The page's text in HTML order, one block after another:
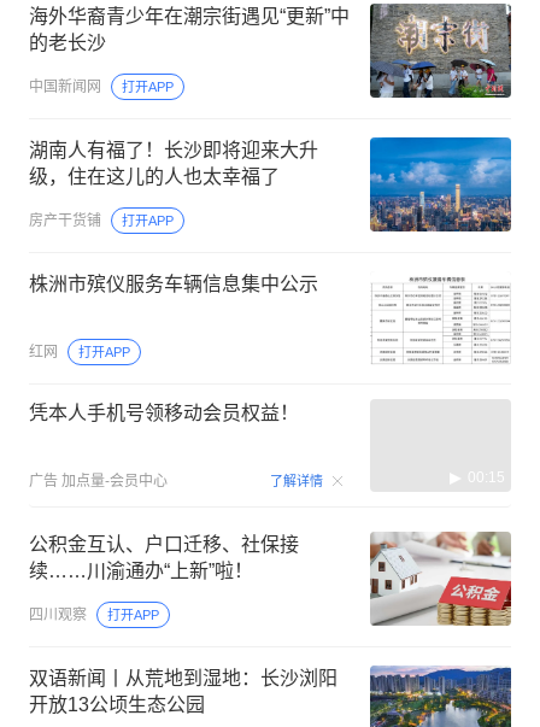
海外华裔青少年在潮宗街遇见“更新”中
的老长沙
中国新闻网 打开APP
湖南人有福了！长沙即将迎来大升
级，住在这儿的人也太幸福了
房产干货铺 打开APP
株洲市殡仪服务车辆信息集中公示
红网 打开APP
凭本人手机号领移动会员权益！
广告 加点量-会员中心 了解详情 00:15
公积金互认、户口迁移、社保接
续……川渝通办“上新”啦！
四川观察 打开APP
双语新闻丨从荒地到湿地：长沙浏阳
开放13公顷生态公园